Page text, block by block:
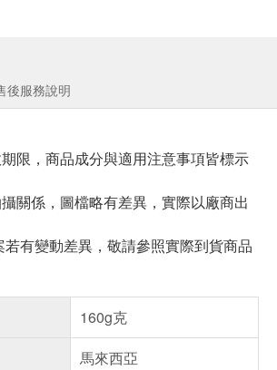
後服務說明
限，商品成分與適用注意事項皆標示
關係，圖檔略有差異，實際以廠商出
有變動差異，敬請參照實際到貨商品
160g克
馬來西亞